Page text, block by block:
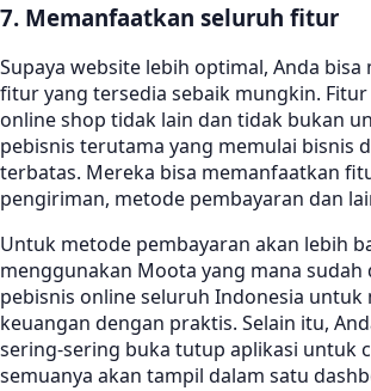
7. Memanfaatkan seluruh fitur
Supaya website lebih optimal, Anda
fitur yang tersedia sebaik mungkin.
online shop tidak lain dan tidak bukan
pebisnis terutama yang memulai bisnis
terbatas. Mereka bisa memanfaatkan
pengiriman, metode pembayaran dan
Untuk metode pembayaran akan lebih
menggunakan Moota yang mana sudah
pebisnis online seluruh Indonesia untuk
keuangan dengan praktis. Selain itu,
sering-sering buka tutup aplikasi untuk
semuanya akan tampil dalam satu